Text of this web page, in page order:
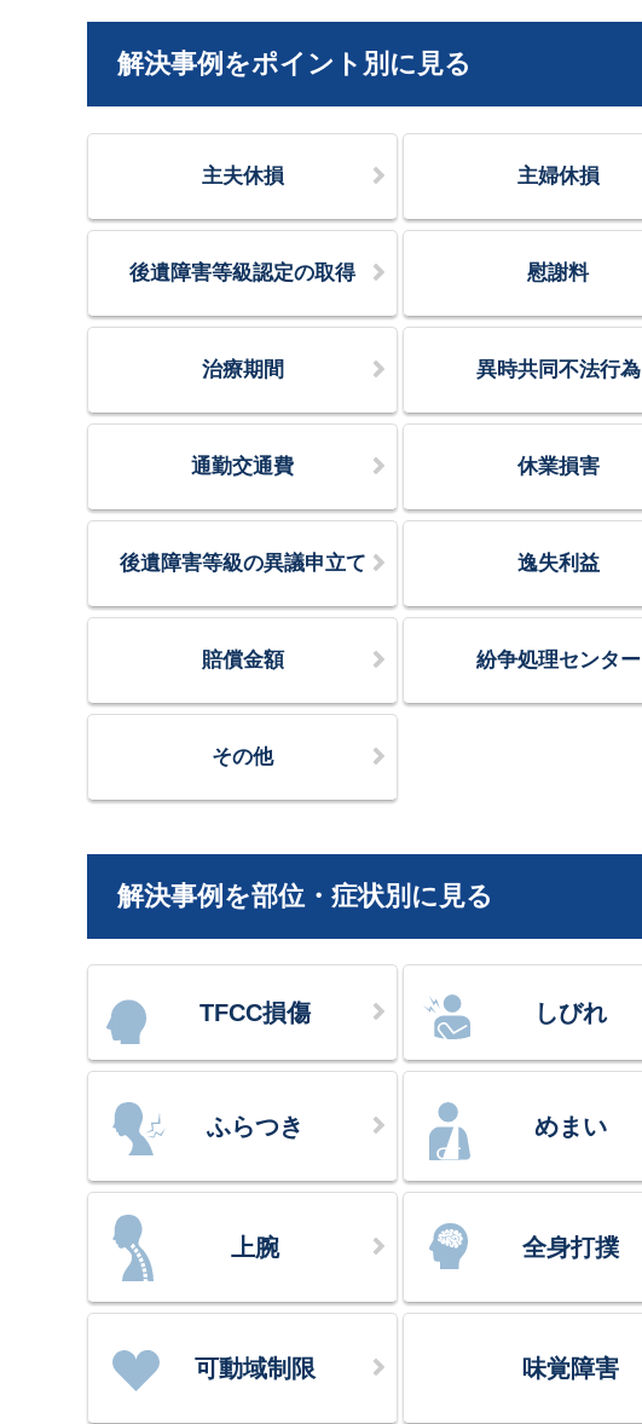
解決事例をポイント別に見る
主夫休損 主婦休損
後遺障害等級認定の取得 慰謝料
治療期間 異時共同不法行為
通勤交通費 休業損害
後遺障害等級の異議申立て 逸失利益
賠償金額 紛争処理センター
その他
解決事例を部位・症状別に見る
TFCC損傷 しびれ
ふらつき めまい
上腕 全身打撲
可動域制限 味覚障害